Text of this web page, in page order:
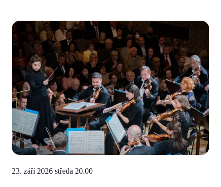
23. září 2026 středa 20.00